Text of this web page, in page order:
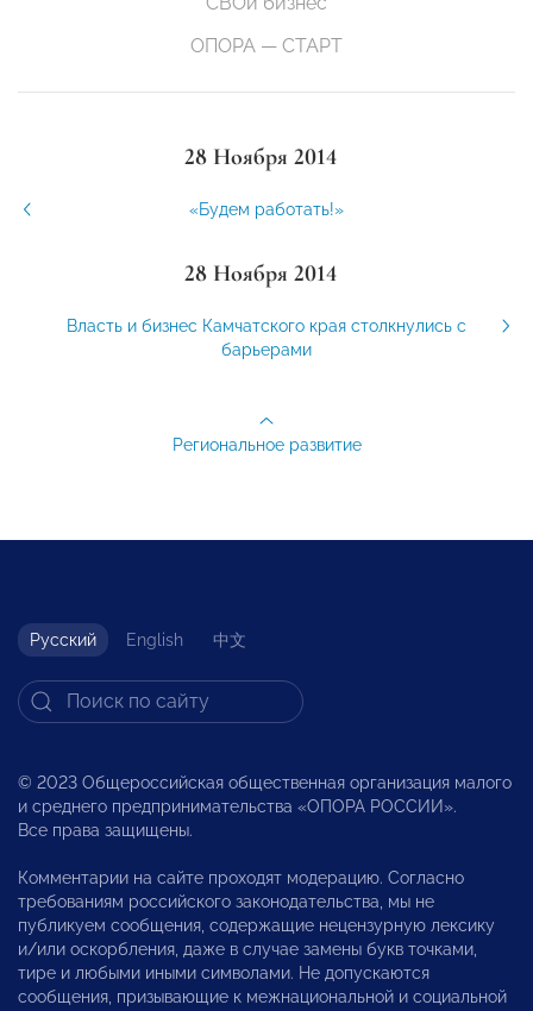
ОПОРА — СТАРТ
28 Ноября 2014
«Будем работать!»
28 Ноября 2014
Власть и бизнес Камчатского края столкнулись с
барьерами
Региональное развитие
Русский English 中文
© 2023 Общероссийская общественная организация малого
и среднего предпринимательства «ОПОРА РОССИИ».
Все права защищены.
Комментарии на сайте проходят модерацию. Согласно
требованиям российского законодательства, мы не
публикуем сообщения, содержащие нецензурную лексику
и/или оскорбления, даже в случае замены букв точками,
тире и любыми иными символами. Не допускаются
сообщения, призывающие к межнациональной и социальной